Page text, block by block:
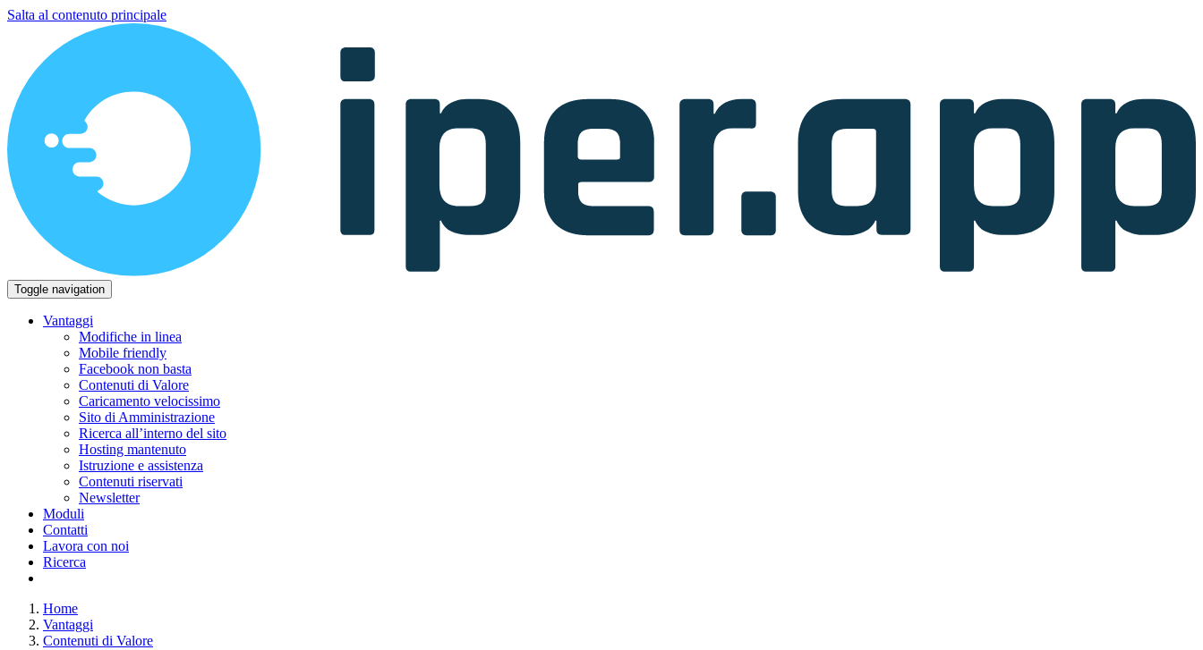
Salta al contenuto principale
Toggle navigation
Vantaggi
Modifiche in linea
Mobile friendly
Facebook non basta
Contenuti di Valore
Caricamento velocissimo
Sito di Amministrazione
Ricerca all’interno del sito
Hosting mantenuto
Istruzione e assistenza
Contenuti riservati
Newsletter
Moduli
Contatti
Lavora con noi
Ricerca
Home
Vantaggi
Contenuti di Valore